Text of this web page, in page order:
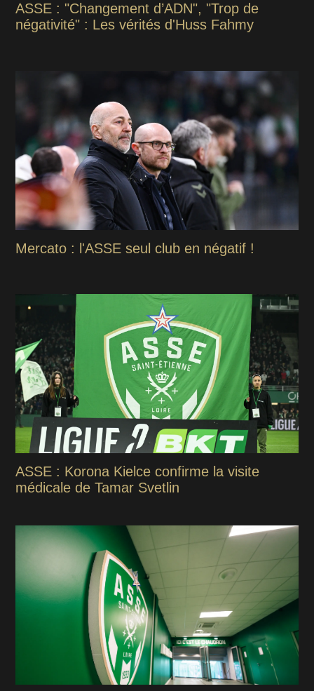
ASSE : "Changement d’ADN", "Trop de
négativité" : Les vérités d'Huss Fahmy
Mercato : l'ASSE seul club en négatif !
ASSE : Korona Kielce confirme la visite
médicale de Tamar Svetlin